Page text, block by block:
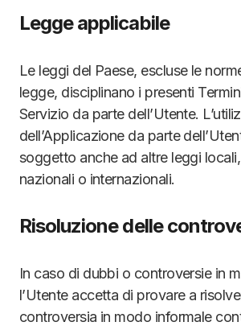
Legge applicabile
Le leggi del Paese, escluse le
legge, disciplinano i presenti
Servizio da parte dell’Utente.
dell’Applicazione da parte
soggetto anche ad altre leggi
nazionali o internazionali.
Risoluzione delle
In caso di dubbi o controversie in
l’Utente accetta di provare a
controversia in modo informale